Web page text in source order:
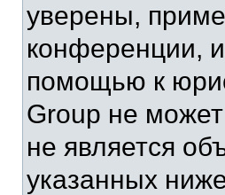
уверены,
конференции,
помощью к
Group не
не является
указанных